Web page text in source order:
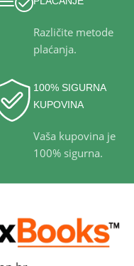
Različite metode
plaćanja.
100% SIGURNA
KUPOVINA
Vaša kupovina je
100% sigurna.